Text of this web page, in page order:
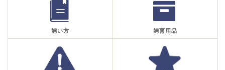
飼い方 飼育用品